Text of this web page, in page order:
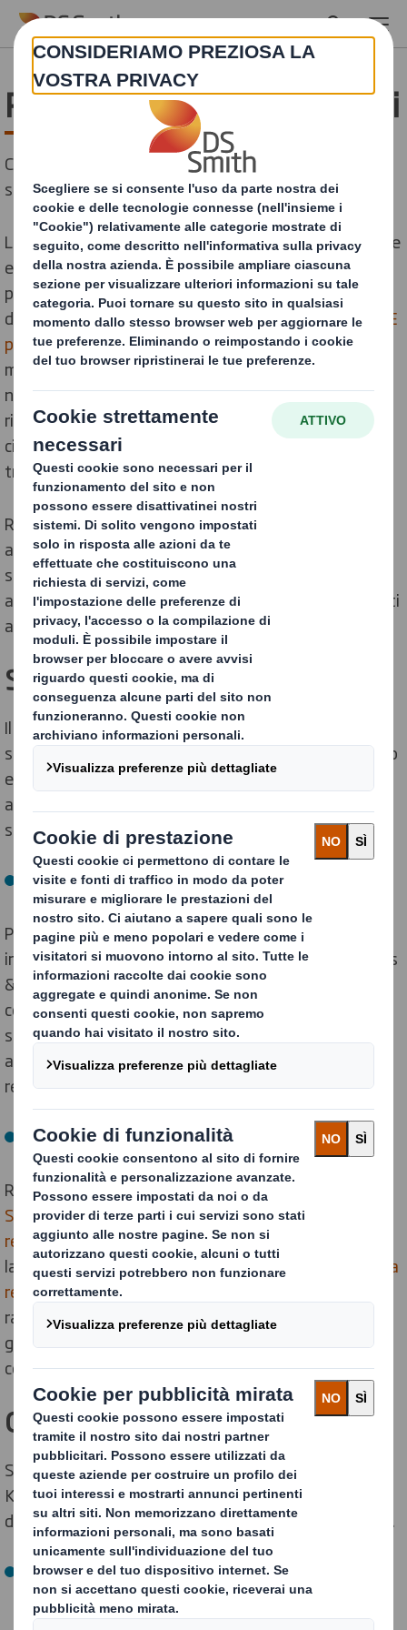
Skip to main content
Report performance e dati
Come restare aggiornati sui nostri ultimi report di
sostenibilità, performance e dati.
La sostenibilità è al centro del nostro modello aziendale
ed è fondamentale per il nostro obiettivo di ridefinire il
packaging in un mondo che cambia. Siamo orgogliosi
della nostraStrategia di sostenibilità “Per il Presente. E
per il Futuro”, tesa a chiudere il cerchio attraverso una
migliore progettazione migliore, la tutela delle risorse
naturali traendo il massimo da ogni singola fibra, la
riduzione di rifiuti e inquinamento grazie a soluzioni
circolari e la preparazione delle persone a guidare la
transizione verso l’economia circolare.
Ridefinendo il packaging in un mondo che cambia e
accelerando la transizione verso l’economia circolare, ci
siamo impegnati a condividere i nostri progressi
attraverso una serie di report di sostenibilità aggiornati
annualmente.
Standard
Il report di sostenibilità è redatto in conformità agli
standard GRI: Opzione di base. Le informazioni possono
essere inserite nel report di sostenibilità e nel report
annuale, in linea con i principali obiettivi di sviluppo
sostenibile (OSS) dell’ONU.
Indice GRI
Per il secondo anno consecutivo, abbiamo
implementato lo standard industriale SASB Containers
& Packaging, fornendo agli investitori informazioni
coerenti, comparabili e affidabili sui fattori ESG più
significativi per la performance finanziaria e il valore
aziendale. Le informazioni possono essere inserite nel
report di sostenibilità e nel report annuale.
Indice SASB
Recentemente, abbiamo attuato unaGroup
Sustainability Data and Reporting policy (politica di
redazione di report e dati di sostenibilità del Gruppo)
la nostraBasis for Sustainability Reporting (base per la
redazione dei report di sostenibilità)
rappresentano gli standard applicati dall'azienda per
garantire la divulgazione di informazioni accurate,
coerenti e trasparenti.
Garanzia indipendente
Sottoponiamo a una verifica indipendente una serie di
KPI impiegati nei nostri report, a riprova che i dati
divulgati riflettono fedelmente la nostra performance.
Dichiarazione di garanzia limitata indipendente
(Independent Limited Assurance Statement) per
l’ultimo periodo di riferimento